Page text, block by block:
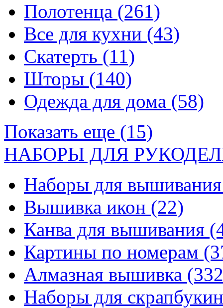
Полотенца (261)
Все для кухни (43)
Скатерть (11)
Шторы (140)
Одежда для дома (58)
Показать еще (15)
НАБОРЫ ДЛЯ
Наборы для
Вышивка икон (22)
Канва для вышивания
Картины по номерам
Алмазная вышивка
Наборы для